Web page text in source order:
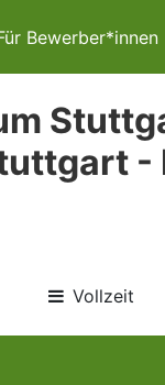
Bewerber*innen
-
Vollzeit